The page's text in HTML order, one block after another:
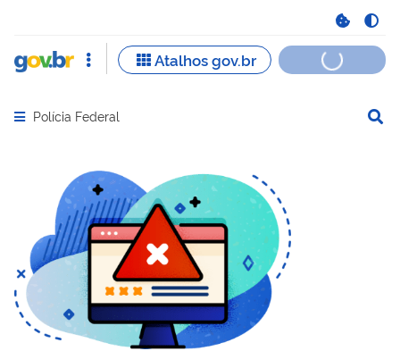
Abrir menu principal de navegação
Polícia Federal